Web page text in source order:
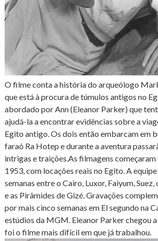
O filme conta a história do arqueólogo
que está à procura de túmulos antigos no
abordado por Ann (Eleanor Parker) que
ajudá-la a encontrar evidências sobre a
Egito antigo. Os dois então embarcam em
faraó Ra Hotep e durante a aventura
intrigas e traições.As filmagens
1953, com locações reais no Egito. A equipe
semanas entre o Cairo, Luxor, Faiyum,
e as Pirâmides de Gizé. Gravações
por mais cinco semanas em El segundo na
estúdios da MGM. Eleanor Parker chegou
foi o filme mais difícil em que já trabalhou.